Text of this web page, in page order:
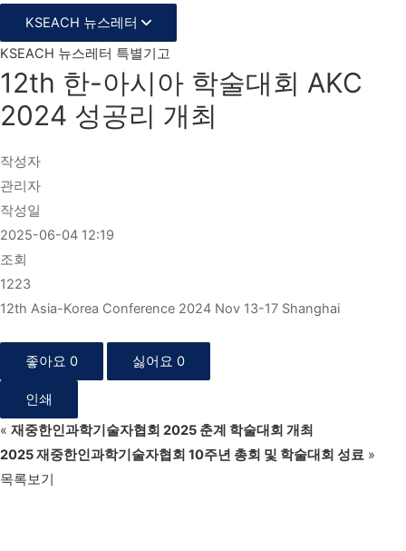
KSEACH 뉴스레터
KSEACH 뉴스레터 특별기고
12th 한-아시아 학술대회 AKC
2024 성공리 개최
작성자
관리자
작성일
2025-06-04 12:19
조회
1223
12th Asia-Korea Conference 2024 Nov 13-17 Shanghai
좋아요 0 싫어요 0
인쇄
« 재중한인과학기술자협회 2025 춘계 학술대회 개최
2025 재중한인과학기술자협회 10주년 총회 및 학술대회 성료 »
목록보기